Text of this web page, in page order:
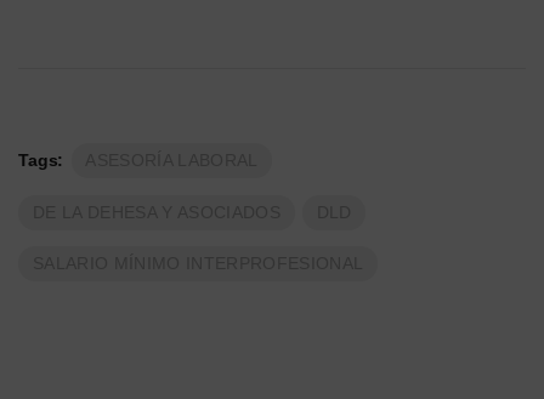
Tags: